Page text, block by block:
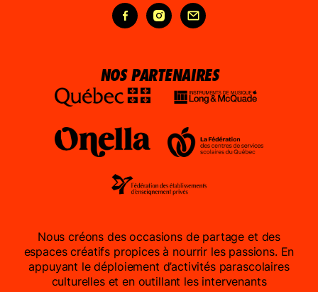
NOS PARTENAIRES
Nous créons des occasions de partage et des
espaces créatifs propices à nourrir les passions. En
appuyant le déploiement d’activités parascolaires
culturelles et en outillant les intervenants